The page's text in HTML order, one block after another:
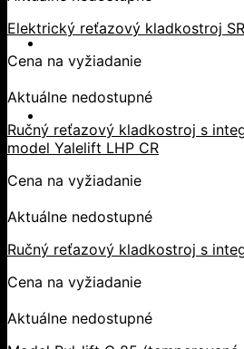
Elektrický reťazový kladkostroj
Cena na vyžiadanie
Aktuálne nedostupné
Ručný reťazový kladkostroj s
model Yalelift LHP CR
Cena na vyžiadanie
Aktuálne nedostupné
Ručný reťazový kladkostroj s
Cena na vyžiadanie
Aktuálne nedostupné